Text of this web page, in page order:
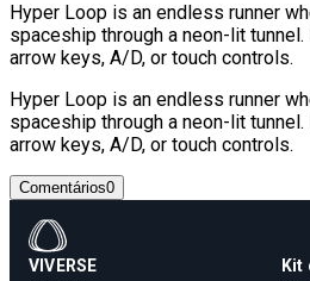
Hyper Loop is an endless runner
spaceship through a neon-lit
arrow keys, A/D, or touch controls.
Hyper Loop is an endless runner
spaceship through a neon-lit
arrow keys, A/D, or touch controls.
Comentários0
VIVERSE
Kit